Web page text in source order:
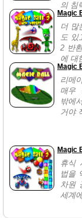
의 침
Magic
더 많
도 있
2 반
에 대
Magic
리메
매우
밖에
거야
Magic
휴식
법을
차원
세계